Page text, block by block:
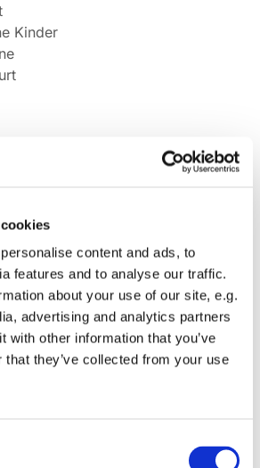
content and ads, to
features and to analyse our traffic.
about your use of our site, e.g.
advertising and analytics partners
with other information that you’ve
that they’ve collected from your use
Kinder
Rose Ausländer *1901 †1988
Sie auch